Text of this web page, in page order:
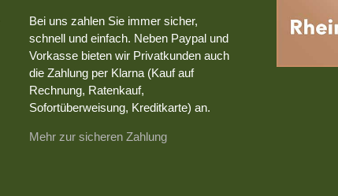
Bei uns zahlen Sie immer sicher,
schnell und einfach. Neben Paypal und
Vorkasse bieten wir Privatkunden auch
die Zahlung per Klarna (Kauf auf
Rechnung, Ratenkauf,
Sofortüberweisung, Kreditkarte) an.
Mehr zur sicheren Zahlung